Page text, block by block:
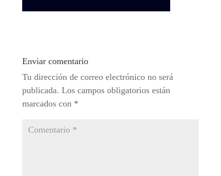
Enviar comentario
Tu dirección de correo electrónico no será
publicada. Los campos obligatorios están
marcados con *